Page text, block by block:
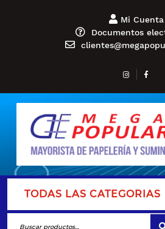
Mi Cuenta
Documentos
TODAS LAS CATEGORIAS